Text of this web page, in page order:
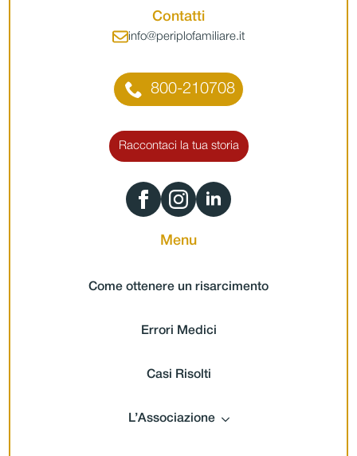
Contatti
info@periplofamiliare.it
800-210708
Raccontaci la tua storia
Menu
Come ottenere un risarcimento
Errori Medici
Casi Risolti
L’Associazione